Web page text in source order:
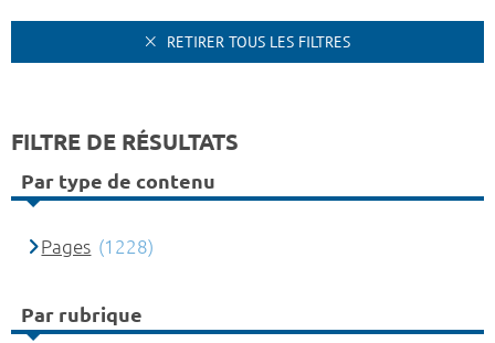
RETIRER TOUS LES FILTRES
FILTRE DE RÉSULTATS
Par type de contenu
Pages (1228)
Par rubrique